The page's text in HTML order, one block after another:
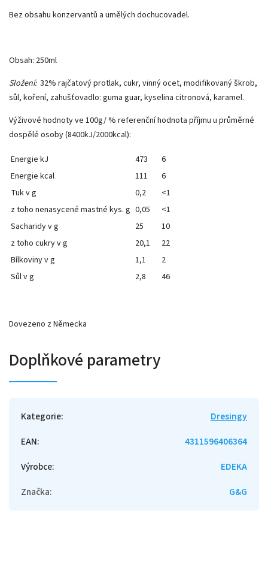
Bez obsahu konzervantů a umělých dochucovadel.
Obsah: 250ml
Složení:32% rajčatový protlak, cukr, vinný ocet, modifikovaný škrob,
sůl, koření, zahušťovadlo: guma guar, kyselina citronová, karamel.
Výživové hodnoty ve 100g/ % referenční hodnota příjmu u průměrné
dospělé osoby (8400kJ/2000kcal):
Energie kJ 473
6
Energie kcal
111
6
Tuk v g
0,2
<1
z toho nenasycené mastné kys. g 0,05
<1
Sacharidy v g
25
10
z toho cukry v g
20,1
22
Bílkoviny v g
1,1
2
Sůl v g
2,8 46
Dovezeno z Německa
Doplňkové parametry
Kategorie:
Dresingy
EAN:
4311596406364
Výrobce:
EDEKA
Značka: G&G